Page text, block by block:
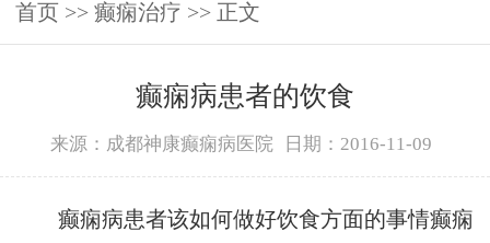
首页 >> 癫痫治疗 >> 正文
癫痫病患者的饮食
来源：成都神康癫痫病医院 日期：2016-11-09
癫痫病患者该如何做好饮食方面的事情癫痫